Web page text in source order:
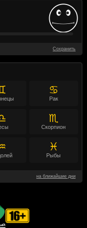
Сохранить
♋
Рак
♏
Скорпион
♓
Рыбы
на ближайшие дни